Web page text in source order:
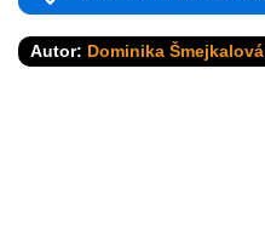
Autor: Dominika Šmejkalová